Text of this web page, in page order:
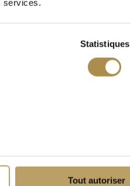
services.
Statistiques
Tout autoriser